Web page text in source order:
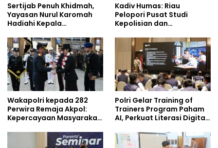
Sertijab Penuh Khidmah,
Yayasan Nurul Karomah
Hadiahi Kepala
Umrah
Kadiv Humas: Riau
Pelopori Pusat Studi
Kepolisian dan
Policing Masuki Babak
Wakapolri kepada 282
Perwira Remaja Akpol:
Kepercayaan Masyarakat
Polri Gelar Training of
Trainers Program Paham
AI, Perkuat Literasi Digital